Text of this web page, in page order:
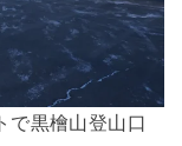
で黒檜山登山口